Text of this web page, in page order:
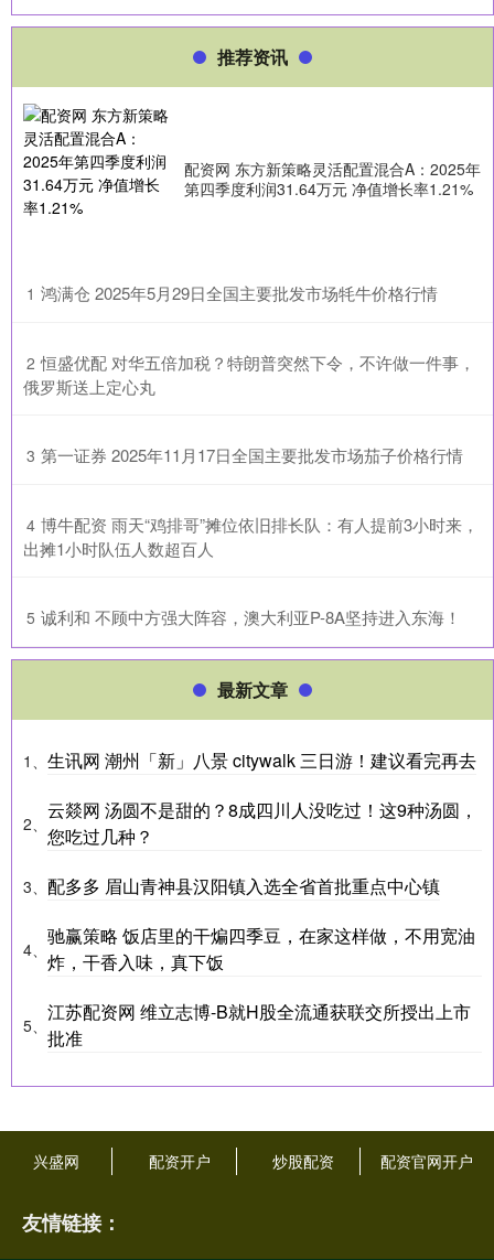
推荐资讯
配资网 东方新策略灵活配置混合A：2025年
第四季度利润31.64万元 净值增长率1.21%
1 ​鸿满仓 2025年5月29日全国主要批发市场牦牛价格行情
2 ​恒盛优配 对华五倍加税？特朗普突然下令，不许做一件事，
俄罗斯送上定心丸
3 ​第一证券 2025年11月17日全国主要批发市场茄子价格行情
4 ​博牛配资 雨天“鸡排哥”摊位依旧排长队：有人提前3小时来，
出摊1小时队伍人数超百人
5 ​诚利和 不顾中方强大阵容，澳大利亚P-8A坚持进入东海！
最新文章
1、 生讯网 潮州「新」八景 citywalk 三日游！建议看完再去
2、
云燚网 汤圆不是甜的？8成四川人没吃过！这9种汤圆，
您吃过几种？
3、 配多多 眉山青神县汉阳镇入选全省首批重点中心镇
4、
驰赢策略 饭店里的干煸四季豆，在家这样做，不用宽油
炸，干香入味，真下饭
5、
江苏配资网 维立志博-B就H股全流通获联交所授出上市
批准
兴盛网 配资开户 炒股配资 配资官网开户
友情链接：